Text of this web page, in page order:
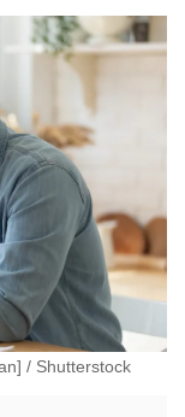
/ Shutterstock